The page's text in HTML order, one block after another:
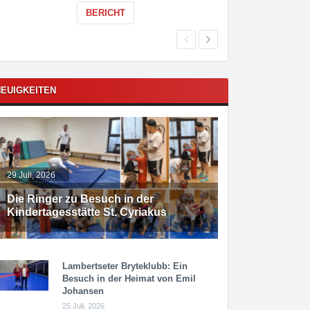
BERICHT
Die Ringer zu Besuch in der
Kindertagesstätte St. Cyriakus
29 Juli, 2026
Lambertseter Bryteklubb: Ein
Besuch in der Heimat von Emil
Johansen
25 Juli, 2026